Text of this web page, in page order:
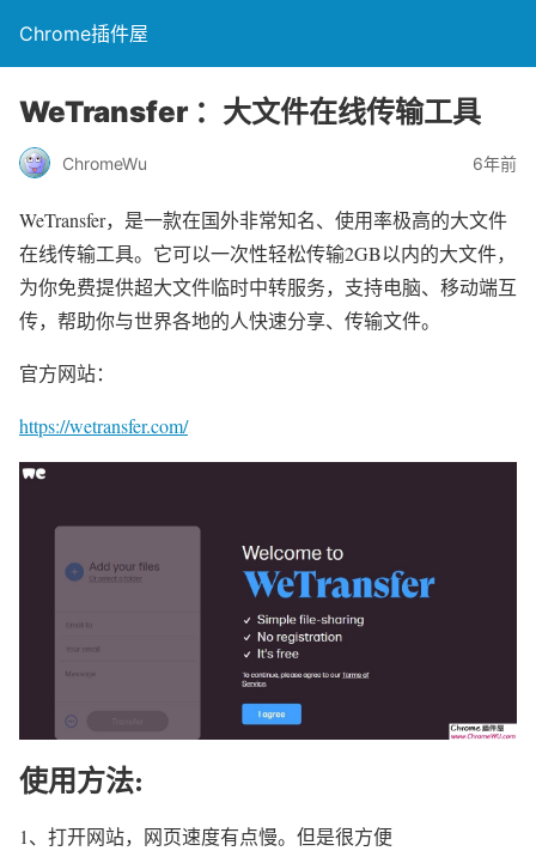
Chrome插件屋
WeTransfer ：大文件在线传输工具
ChromeWu 6年前
WeTransfer，是一款在国外非常知名、使用率极高的大文件
在线传输工具。它可以一次性轻松传输2GB以内的大文件，
为你免费提供超大文件临时中转服务，支持电脑、移动端互
传，帮助你与世界各地的人快速分享、传输文件。
官方网站：
https://wetransfer.com/
使用方法:
1、打开网站，网页速度有点慢。但是很方便